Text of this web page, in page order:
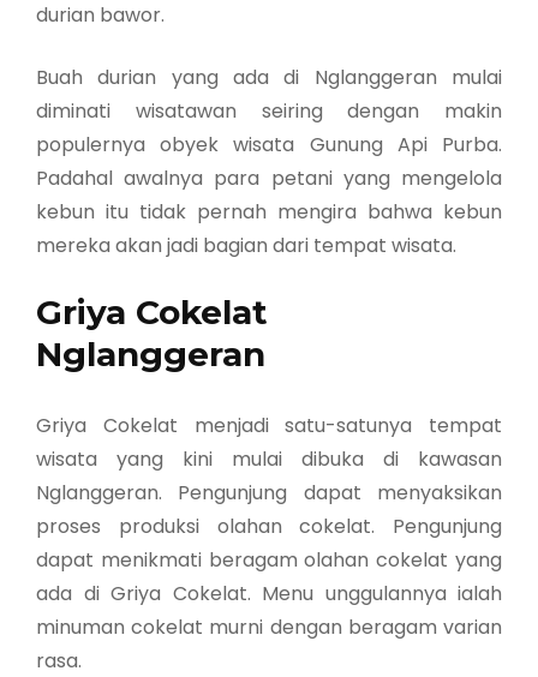
durian bawor.
Buah durian yang ada di Nglanggeran mulai
diminati wisatawan seiring dengan makin
populernya obyek wisata Gunung Api Purba.
Padahal awalnya para petani yang mengelola
kebun itu tidak pernah mengira bahwa kebun
mereka akan jadi bagian dari tempat wisata.
Griya Cokelat
Nglanggeran
Griya Cokelat menjadi satu-satunya tempat
wisata yang kini mulai dibuka di kawasan
Nglanggeran. Pengunjung dapat menyaksikan
proses produksi olahan cokelat. Pengunjung
dapat menikmati beragam olahan cokelat yang
ada di Griya Cokelat. Menu unggulannya ialah
minuman cokelat murni dengan beragam varian
rasa.